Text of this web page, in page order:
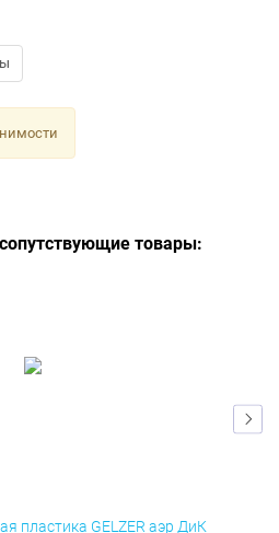
товары:
пластика GELZER аэр ДиК